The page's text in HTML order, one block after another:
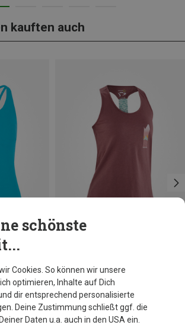
kauften auch
schönste
Cookies. So können wir unsere
optimieren, Inhalte auf Dich
dir entsprechend personalisierte
Deine Zustimmung schließt ggf. die
Daten u.a. auch in den USA ein.